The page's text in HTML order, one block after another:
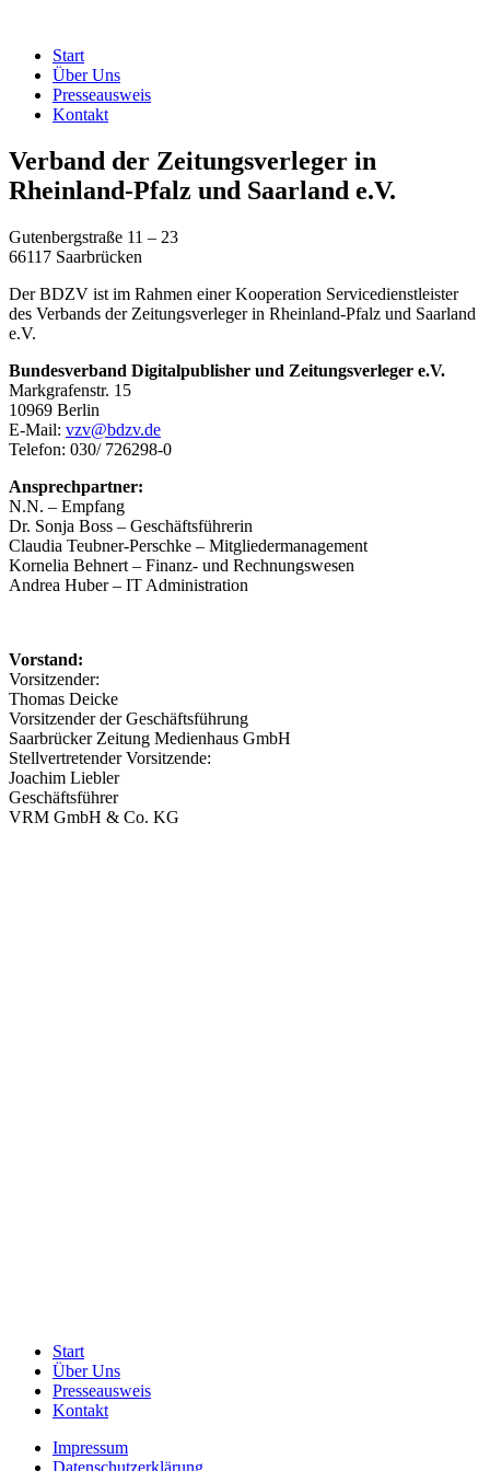
Start
Über Uns
Presseausweis
Kontakt
Verband der Zeitungsverleger in
Rheinland-Pfalz und Saarland e.V.
Gutenbergstraße 11 – 23
66117 Saarbrücken
Der BDZV ist im Rahmen einer Kooperation Servicedienstleister
des Verbands der Zeitungsverleger in Rheinland-Pfalz und Saarland
e.V.
Bundesverband Digitalpublisher und Zeitungsverleger e.V.
Markgrafenstr. 15
10969 Berlin
E-Mail: vzv@bdzv.de
Telefon: 030/ 726298-0
Ansprechpartner:
N.N. – Empfang
Dr. Sonja Boss – Geschäftsführerin
Claudia Teubner-Perschke – Mitgliedermanagement
Kornelia Behnert – Finanz- und Rechnungswesen
Andrea Huber – IT Administration
Vorstand:
Vorsitzender:
Thomas Deicke
Vorsitzender der Geschäftsführung
Saarbrücker Zeitung Medienhaus GmbH
Stellvertretender Vorsitzende:
Joachim Liebler
Geschäftsführer
VRM GmbH & Co. KG
Start
Über Uns
Presseausweis
Kontakt
Impressum
Datenschutzerklärung